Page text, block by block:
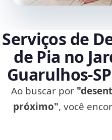
Serviços de
de Pia no
Ao buscar por
próximo", você